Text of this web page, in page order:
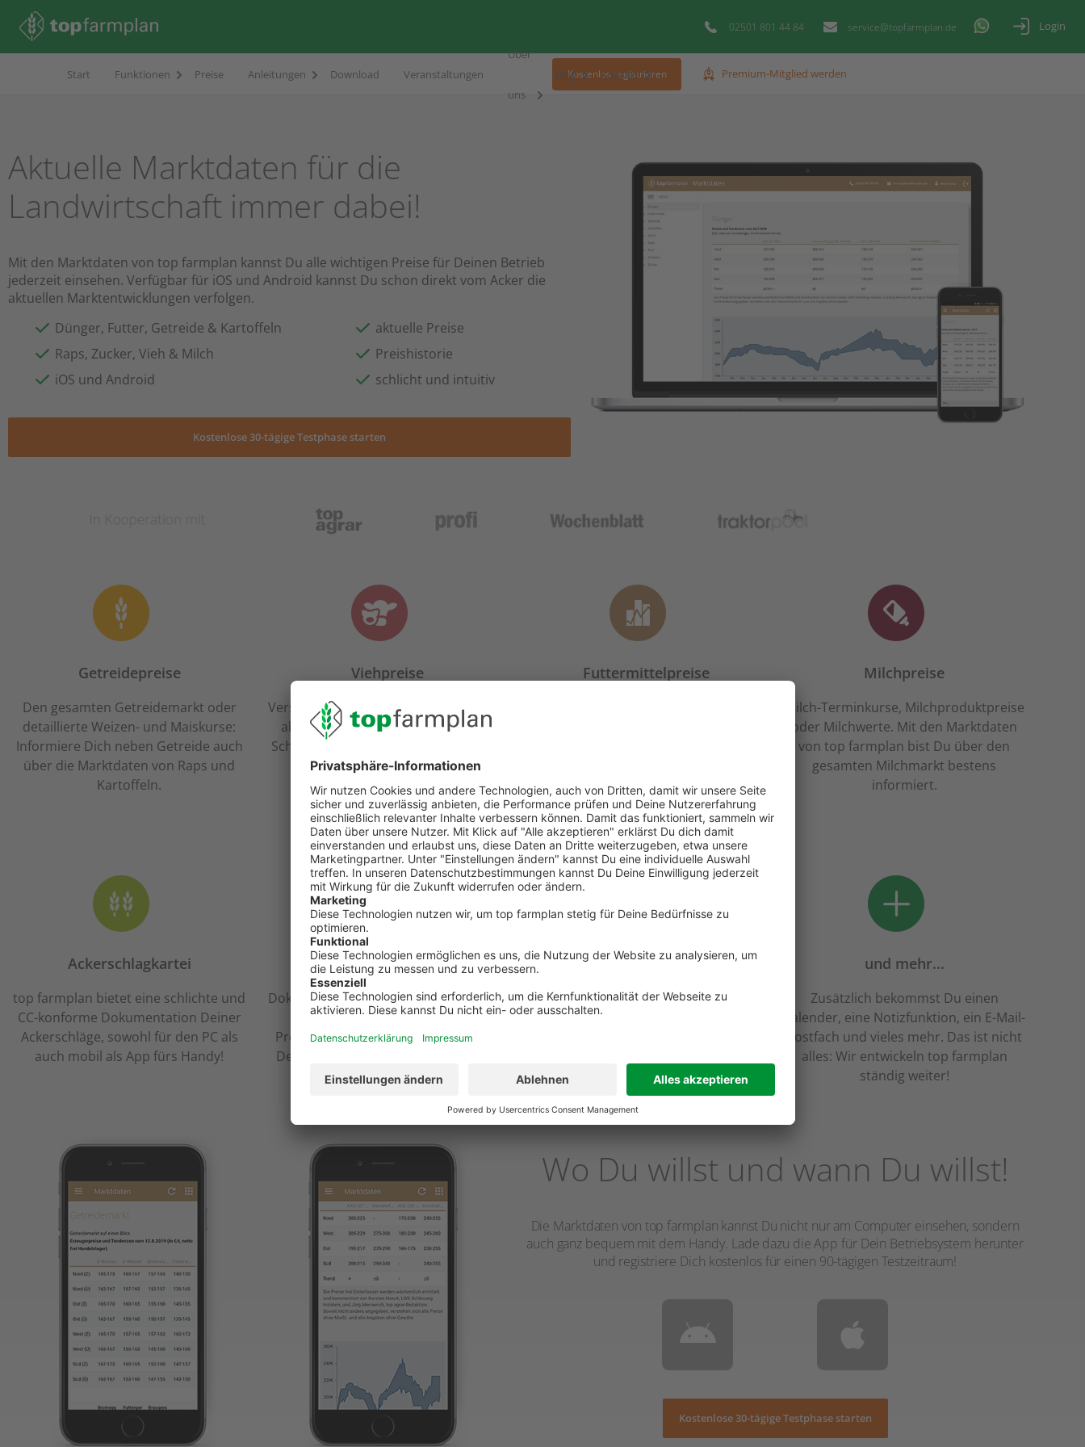
02501 801 44 84 service@topfarmplan.de Login
Start Funktionen Preise Anleitungen Download Veranstaltungen
Über
uns
Blog Kontakt
Kostenlos registrieren Premium-Mitglied werden
Aktuelle Marktdaten für die
Landwirtschaft immer dabei!
Mit den Marktdaten von top farmplan kannst Du alle wichtigen Preise für Deinen Betrieb
jederzeit einsehen. Verfügbar für iOS und Android kannst Du schon direkt vom Acker die
aktuellen Marktentwicklungen verfolgen.
Dünger, Futter, Getreide & Kartoffeln
Raps, Zucker, Vieh & Milch
iOS und Android
aktuelle Preise
Preishistorie
schlicht und intuitiv
Kostenlose 30-tägige Testphase starten
Getreidepreise
Den gesamten Getreidemarkt oder
detaillierte Weizen- und Maiskurse:
Informiere Dich neben Getreide auch
über die Marktdaten von Raps und
Kartoffeln.
Viehpreise
Verschaffe Dir einen Überblick über die
aktuellen Preise für Schlachtrinder,
Schlachtsauen, Nutzkälber, Ferkel und
den Fleischmarkt für Schweine.
Futtermittelpreise Milchpreise
Milch-Terminkurse, Milchproduktpreise
oder Milchwerte. Mit den Marktdaten
von top farmplan bist Du über den
gesamten Milchmarkt bestens
informiert.
top farmplan kann aber noch viel mehr als Marktpreise:
Ackerschlagkartei
top farmplan bietet eine schlichte und
CC-konforme Dokumentation Deiner
Ackerschläge, sowohl für den PC als
auch mobil als App fürs Handy!
Dokumentenmanagement
Dokumente in einer Cloud ablegen und
in Sekunden wiederfinden? Kein
Problem. Mit der Handy-App hast Du
Deine Belege auch unterwegs immer
griffbereit.
HI-Tier Modul
Zugänge, Abgänge, Geburten,
Sammelmeldungen und mehr. Erledige
und mehr...
Zusätzlich bekommst Du einen
Kalender, eine Notizfunktion, ein E-Mail-
Postfach und vieles mehr. Das ist nicht
alles: Wir entwickeln top farmplan
ständig weiter!
Wo Du willst und wann Du willst!
Die Marktdaten von top farmplan kannst Du nicht nur am Computer einsehen, sondern
auch ganz bequem mit dem Handy. Lade dazu die App für Dein Betriebsystem herunter
und registriere Dich kostenlos für einen 90-tägigen Testzeitraum!
Kostenlose 30-tägige Testphase starten